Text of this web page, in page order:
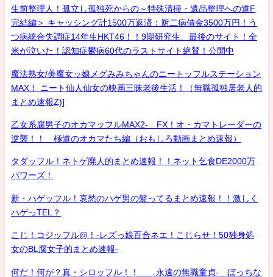
生前整理人！孤立し孤独死からの～特殊清掃・遺品整理への道F
完結編＞ キャッシング計1500万返済：厨二病借金3500万円！う
つ病統合失調症14年生HKT46！！9期研究生、最後のサイト！全
米が泣いた！認知症鬱病60代のラストサイト絶賛！公開中
魔法熟女/美魔女ッ娘メグみみちゃんのニートッフルステーション
MAX！ ニート仙人仙女の映画三昧老後生活！（無職孤独居老人的
まとめ速報Z)]
乙女系腐男子のオカマッフルMAX2- FX！オ・カマトレーダーの
逆襲！！ 極道のオカマたち編（おもしろ動画まとめ速報）
タダッフル！ネトゲ廃人的まとめ速報！！ネット乞食DE2000万
パワーズ！
新・ハゲッフル！哀愁のハゲ男の髪ってるまとめ速報！！激しく
ハゲっTEL？
こじ！コジッフル@！-レズっ娘百合ネエ！こじらせ！50独身処
女のBL腐女子的まとめ速報-
何だ！何が？真・シロッフル！！ 永遠の無職童貞- ぼっちな